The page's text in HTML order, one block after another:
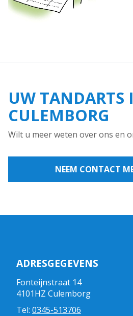
UW TANDARTS
CULEMBORG
Wilt u meer weten over ons en
NEEM CONTACT
ADRESGEGEVENS
Fonteijnstraat 14
4101HZ Culemborg
Tel: 0345-513706